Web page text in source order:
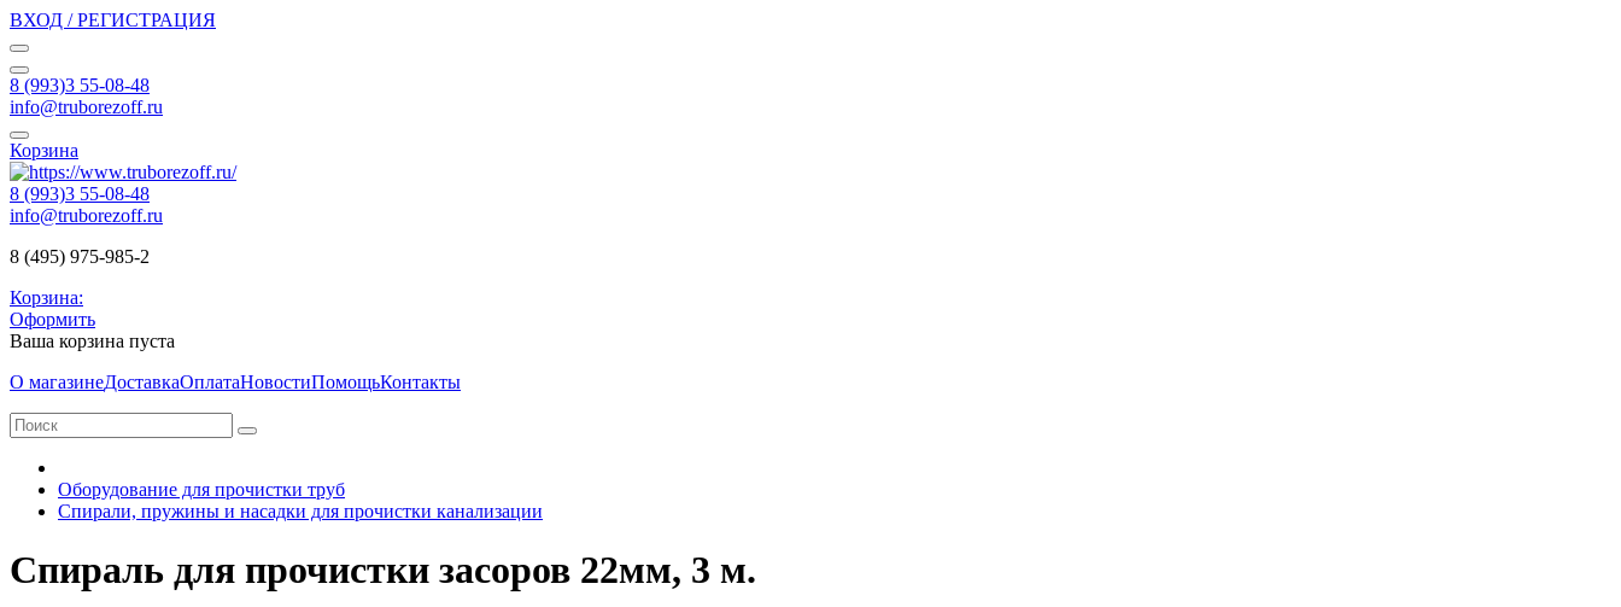
ВХОД / РЕГИСТРАЦИЯ
8 (993)3 55-08-48
info@truborezoff.ru
Корзина
8 (993)3 55-08-48
info@truborezoff.ru
8 (495) 975-985-2
Корзина:
Оформить
Ваша корзина пуста
О магазинеДоставкаОплатаНовостиПомощьКонтакты
Оборудование для прочистки труб
Спирали, пружины и насадки для прочистки канализации
Спираль для прочистки засоров 22мм, 3 м.